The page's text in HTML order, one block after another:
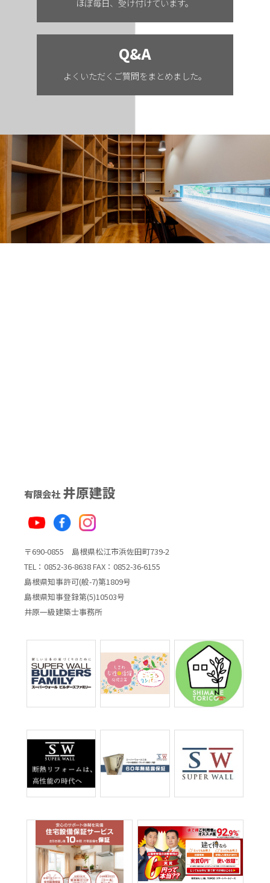
ほぼ毎日、受け付けています。
Q&A
よくいただくご質問をまとめました。
有限会社 井原建設
〒690-0855 島根県松江市浜佐田町739-2
TEL：0852-36-8638 FAX：0852-36-6155
島根県知事許可(般-7)第1809号
島根県知事登録第(5)10503号
井原一級建築士事務所